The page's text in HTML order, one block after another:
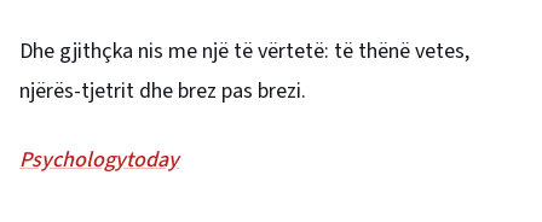
Dhe gjithçka nis me një të vërtetë: të thënë vetes,
njërës-tjetrit dhe brez pas brezi.
Psychologytoday